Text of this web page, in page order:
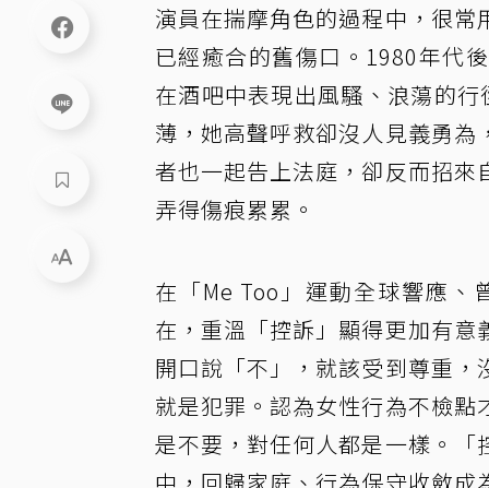
演員在揣摩角色的過程中，很
已經癒合的舊傷口。1980年代
在酒吧中表現出風騷、浪蕩的
薄，她高聲呼救卻沒人見義勇
者也一起告上法庭，卻反而招
弄得傷痕累累。
在「Me Too」運動全球響應
在，重溫「控訴」顯得更加有
開口說「不」，就該受到尊重
就是犯罪。認為女性行為不檢
是不要，對任何人都是一樣。